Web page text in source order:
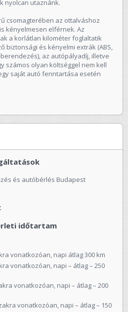
nyolcan utaznánk.
csomagterében az ottalváshoz
kényelmesen elférnek. Az
a korlátlan kilométer foglaltatik
biztonsági és kényelmi extrák (ABS,
az autópályadíj, illetve
számos olyan költséggel nem kell
saját autó fenntartása esetén
és autóbérlés Budapest
időtartam
vonatkozóan, napi átlag 300 km
vonatkozóan, napi – átlag – 250
vonatkozóan, napi – átlag – 200
vonatkozóan, napi – átlag – 150